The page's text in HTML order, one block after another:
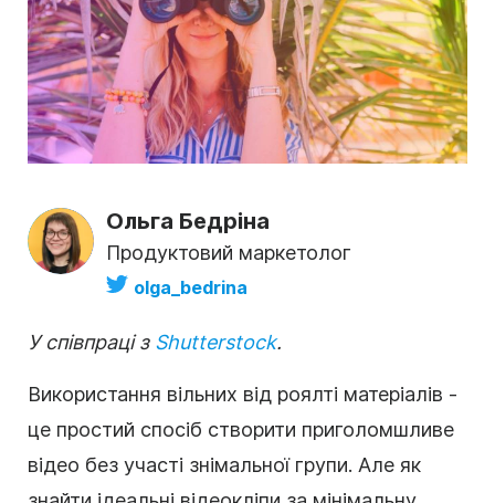
Ольга Бедріна
Продуктовий маркетолог
olga_bedrina
У співпраці з Shutterstock.
Використання вільних від роялті матеріалів -
це простий спосіб створити приголомшливе
відео без участі знімальної групи. Але як